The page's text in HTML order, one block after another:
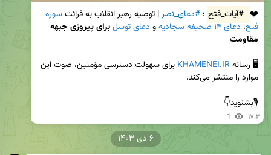
❤️ #آیات_فتح ؛ #دعای_نصر | توصیه رهبر انقلاب به قرائت
فتح، دعای ۱۴ صحیفه سجادیه و دعای توسل
مقاومت
🖥 رسانه KHAMENEI.IR
🎙بشنوید👇
1 ۱۷:۲
۶ دی ۱۴۰۳